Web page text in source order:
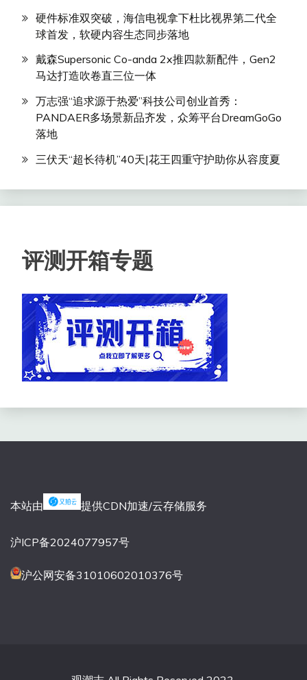
硬件标准双突破，海信电视拿下杜比视界第二代全
球首发，软硬内容生态同步落地
戴森Supersonic Co-anda 2x推四款新配件，Gen2
马达打造吹卷直三位一体
万志强“追求源于热爱”科技公司创业首秀：
PANDAER多场景新品齐发，众筹平台DreamGoGo
落地
三伏天“超长待机”40天|花王四重守护助你从容度夏
评测开箱专题
本站由 提供CDN加速/云存储服务
沪ICP备2024077957号
沪公网安备31010602010376号